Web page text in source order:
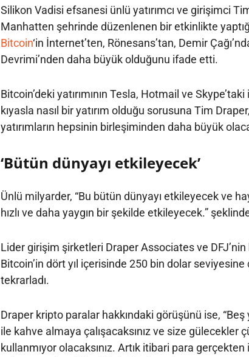
Silikon Vadisi efsanesi ünlü yatırımcı ve girişimci
Manhatten şehrinde düzenlenen bir etkinlikte
Bitcoin‘in İnternet’ten, Rönesans’tan, Demir
Devrimi’nden daha büyük olduğunu ifade etti.
Bitcoin’deki yatırımının Tesla, Hotmail ve Skype’taki
kıyasla nasıl bir yatırım olduğu sorusuna Tim
yatırımların hepsinin birleşiminden daha büyük
‘Bütün dünyayı etkileyecek’
Ünlü milyarder, “Bu bütün dünyayı etkileyecek ve
hızlı ve daha yaygın bir şekilde etkileyecek.”
Lider girişim şirketleri Draper Associates ve
Bitcoin’in dört yıl içerisinde 250 bin dolar seviyesine
tekrarladı.
Draper kripto paralar hakkındaki görüşünü ise, “Beş
ile kahve almaya çalışacaksınız ve size gülecekler
kullanmıyor olacaksınız. Artık itibari para